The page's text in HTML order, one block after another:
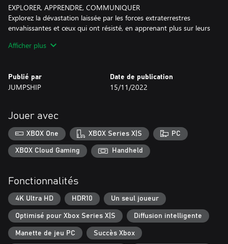
EXPLORER, APPRENDRE, COMMUNIQUER
Explorez la dévastation laissée par les forces extraterrestres
envahissantes et ceux qui ont résisté, en apprenant plus sur leurs
résidus des extraterrestres
- Fuyez, cachez-vous ou gérez des rencontres dangereuses
- Creusez profondément et trouvez votre voie vers les fins
multiples, leurs significations et leur importance
JUMPSHIP
Jumpship est un studio de jeu indépendant fondé autour d'une
IP originales de Chris Olsen et érigé en collaboration avec l'ex-
est d'apporter des expériences uniques qui traitent les personnes
avec respect et d'aider à étendre la signification du concept de
média interactif.
Afficher plus
Publié par
JUMPSHIP
Date de publication
15/11/2022
Jouer avec
XBOX One XBOX Series X|S PC
XBOX Cloud Gaming Handheld
Fonctionnalités
4K Ultra HD HDR10 Un seul joueur
Optimisé pour Xbox Series X|S Diffusion intelligente
Manette de jeu PC Succès Xbox